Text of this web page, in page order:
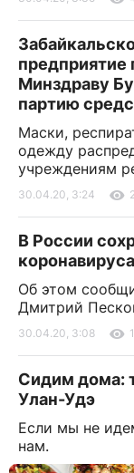
предприятие
Минздраву
партию
Маски,
одежду
учреждениям
30.04.20, 3:24
В России
коронавируса
Об этом
Дмитрий
30.04.20, 3:08
Сидим дома:
Улан-Удэ
Если мы не
нам.